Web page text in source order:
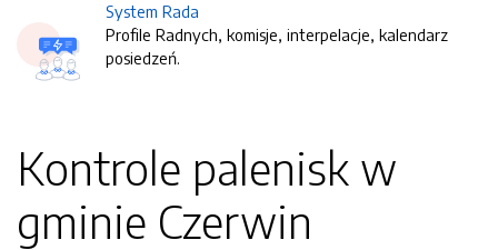
System Rada
Profile Radnych, komisje, interpelacje, kalendarz
posiedzeń.
Kontrole palenisk w
gminie Czerwin